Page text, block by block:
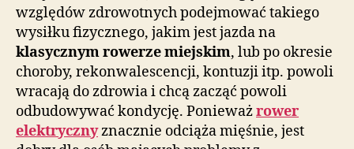
względów zdrowotnych podejmować takiego
wysiłku fizycznego, jakim jest jazda na
klasycznym rowerze miejskim, lub po okresie
choroby, rekonwalescencji, kontuzji itp. powoli
wracają do zdrowia i chcą zacząć powoli
odbudowywać kondycję. Ponieważrower
elektrycznyznacznie odciąża mięśnie, jest